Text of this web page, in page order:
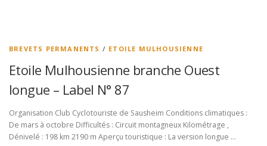
BREVETS PERMANENTS / ETOILE MULHOUSIENNE
Etoile Mulhousienne branche Ouest
longue – Label N° 87
Organisation Club Cyclotouriste de Sausheim Conditions climatiques :
De mars à octobre Difficultés : Circuit montagneux Kilométrage ,
Dénivelé : 198 km 2190 m Aperçu touristique : La version longue …